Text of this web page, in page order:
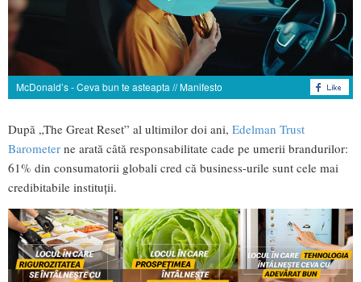
McDonald’s - Ceva bun te asteapta // Manifesto
După „The Great Reset” al ultimilor doi ani, Edelman Trust
Barometer ne arată câtă responsabilitate cade pe umerii brandurilor:
61% din consumatorii globali cred că business-urile sunt cele mai
credibitabile instituții.